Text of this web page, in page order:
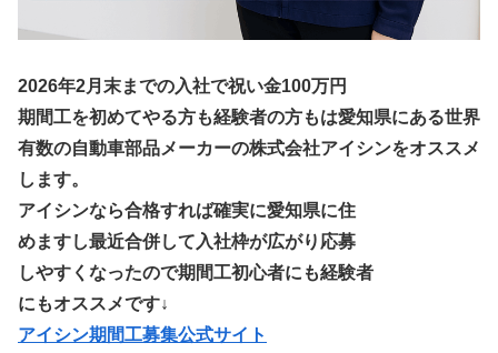
2026年2月末までの入社で祝い金100万円
期間工を初めてやる方も経験者の方もは愛知県にある世界
有数の自動車部品メーカーの株式会社アイシンをオススメ
します。
アイシンなら合格すれば確実に愛知県に住
めますし最近合併して入社枠が広がり応募
しやすくなったので期間工初心者にも経験者
にもオススメです↓
アイシン期間工募集公式サイト